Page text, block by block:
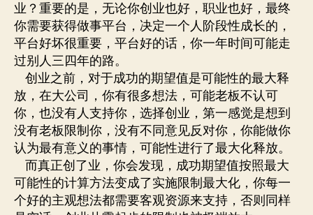
业？重要的是，无论你创业也好，职业也好，最终
你需要获得做事平台，决定一个人阶段性成长的，
平台好坏很重要，平台好的话，你一年时间可能走
过别人三四年的路。
创业之前，对于成功的期望值是可能性的最大释
放，在大公司，你有很多想法，可能老板不认可
你，也没有人支持你，选择创业，第一感觉是想到
没有老板限制你，没有不同意见反对你，你能做你
认为最有意义的事情，可能性进行了最大化释放。
而真正创了业，你会发现，成功期望值按照最大
可能性的计算方法变成了实施限制最大化，你每一
个好的主观想法都需要客观资源来支持，否则同样